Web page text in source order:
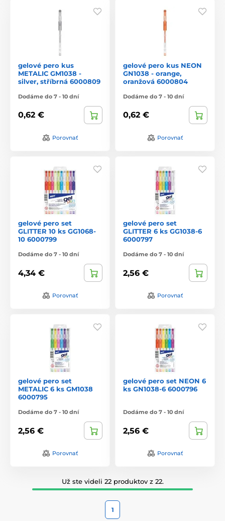
gelové pero kus
METALIC GM1038 -
silver, stříbrná 6000809
Dodáme do 7 - 10 dní
0,62 €
Porovnať
gelové pero kus NEON
GN1038 - orange,
oranžová 6000804
Dodáme do 7 - 10 dní
0,62 €
Porovnať
gelové pero set
GLITTER 10 ks GG1068-
10 6000799
Dodáme do 7 - 10 dní
4,34 €
Porovnať
gelové pero set
GLITTER 6 ks GG1038-6
6000797
Dodáme do 7 - 10 dní
2,56 €
Porovnať
gelové pero set
METALIC 6 ks GM1038
6000795
Dodáme do 7 - 10 dní
2,56 €
Porovnať
gelové pero set NEON 6
ks GN1038-6 6000796
Dodáme do 7 - 10 dní
2,56 €
Porovnať
Už ste videli 22 produktov z 22.
1